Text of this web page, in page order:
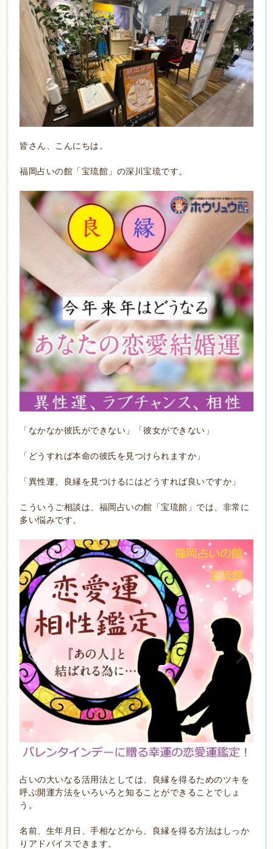
皆さん、こんにちは。
福岡占いの館「宝琉館」の深川宝琉です。
「なかなか彼氏ができない」「彼女ができない」
「どうすれば本命の彼氏を見つけられますか」
「異性運、良縁を見つけるにはどうすれば良いですか」
こういうご相談は、福岡占いの館「宝琉館」では、非常に
多い悩みです。
占いの大いなる活用法としては、良縁を得るためのツキを
呼ぶ開運方法をいろいろと知ることができることでしょ
う。
名前、生年月日、手相などから、良縁を得る方法はしっか
りアドバイスできます。